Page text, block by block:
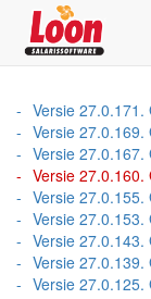
Versie
Versie
Versie
Versie
Versie
Versie
Versie
Versie
Versie